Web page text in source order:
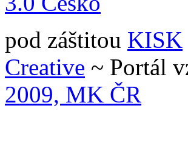
pod záštitou KISK
Creative ~ Portál
2009, MK ČR